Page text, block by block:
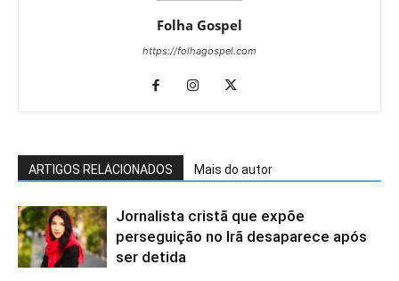
Folha Gospel
https://folhagospel.com
ARTIGOS RELACIONADOS Mais do autor
Jornalista cristã que expõe
perseguição no Irã desaparece após
ser detida